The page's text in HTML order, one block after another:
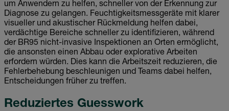
um Anwendern zu helfen, schneller von der Erkennung zur
Diagnose zu gelangen. Feuchtigkeitsmessgeräte mit klarer
visueller und akustischer Rückmeldung helfen dabei,
verdächtige Bereiche schneller zu identifizieren, während
der BR95 nicht-invasive Inspektionen an Orten ermöglicht,
die ansonsten einen Abbau oder explorative Arbeiten
erfordern würden. Dies kann die Arbeitszeit reduzieren, die
Fehlerbehebung beschleunigen und Teams dabei helfen,
Entscheidungen früher zu treffen.
Reduziertes Guesswork